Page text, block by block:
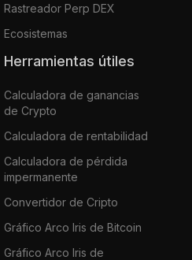
Rastreador Perp DEX
Ecosistemas
Herramientas útiles
Calculadora de ganancias
de Crypto
Calculadora de rentabilidad
Calculadora de pérdida
impermanente
Convertidor de Cripto
Gráfico Arco Iris de Bitcoin
Gráfico Arco Iris de